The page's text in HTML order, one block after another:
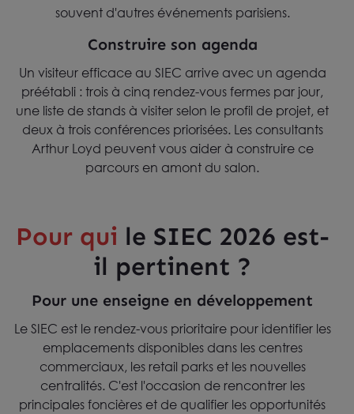
souvent d'autres événements parisiens.
Construire son agenda
Un visiteur efficace au SIEC arrive avec un agenda
préétabli : trois à cinq rendez-vous fermes par jour,
une liste de stands à visiter selon le profil de projet, et
deux à trois conférences priorisées. Les consultants
Arthur Loyd peuvent vous aider à construire ce
parcours en amont du salon.
Pour qui le SIEC 2026 est-
il pertinent ?
Pour une enseigne en développement
Le SIEC est le rendez-vous prioritaire pour identifier les
emplacements disponibles dans les centres
commerciaux, les retail parks et les nouvelles
centralités. C'est l'occasion de rencontrer les
principales foncières et de qualifier les opportunités